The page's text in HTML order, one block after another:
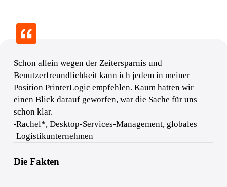
Schon allein wegen der Zeitersparnis und
Benutzerfreundlichkeit kann ich jedem in meiner
Position PrinterLogic empfehlen. Kaum hatten wir
einen Blick darauf geworfen, war die Sache für uns
schon klar.
-Rachel*, Desktop-Services-Management, globales
Logistikunternehmen
Die Fakten